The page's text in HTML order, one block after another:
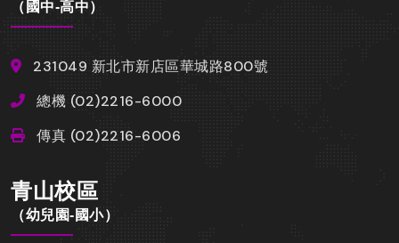
（國中-高中）
231049 新北市新店區華城路800號
總機 (02)2216-6000
傳真 (02)2216-6006
青山校區
（幼兒園-國小）